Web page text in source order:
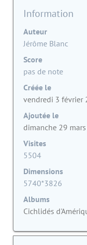
Information
Auteur
Jérôme Blanc
Score
pas de note
Créée le
vendredi 3 février
Ajoutée le
dimanche 29
Visites
5504
Dimensions
5740*3826
Albums
Cichlidés